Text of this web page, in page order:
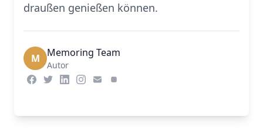
draußen genießen können.
M Memoring Team
Autor